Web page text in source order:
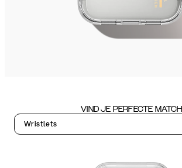
VIND JE PERFECTE MATCH
Wristlets